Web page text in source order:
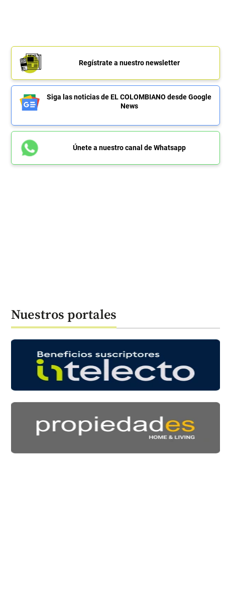
Regístrate a nuestro newsletter
Siga las noticias de EL COLOMBIANO desde Google
News
Únete a nuestro canal de Whatsapp
Nuestros portales